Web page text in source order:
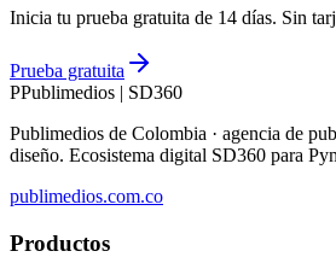
Inicia tu prueba gratuita de 14 días. Sin
Prueba gratuita
PPublimedios | SD360
Publimedios de Colombia · agencia de
diseño. Ecosistema digital SD360 para
publimedios.com.co
Productos